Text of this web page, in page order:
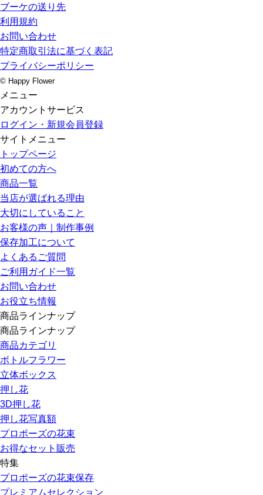
ブーケの送り先
利用規約
お問い合わせ
特定商取引法に基づく表記
プライバシーポリシー
© Happy Flower
メニュー
アカウントサービス
ログイン・新規会員登録
サイトメニュー
トップページ
初めての方へ
商品一覧
当店が選ばれる理由
大切にしていること
お客様の声｜制作事例
保存加工について
よくあるご質問
ご利用ガイド一覧
お問い合わせ
お役立ち情報
商品ラインナップ
商品ラインナップ
商品カテゴリ
ボトルフラワー
立体ボックス
押し花
3D押し花
押し花写真額
プロポーズの花束
お得なセット販売
特集
プロポーズの花束保存
プレミアムセレクション